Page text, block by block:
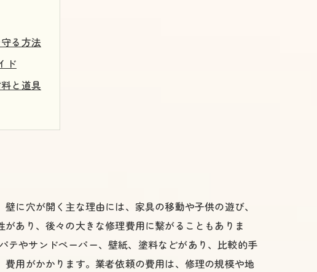
る方法
ド
と道具
修理
ト
けよう
に穴が開く主な理由には、家具の移動や子供の遊び、
あり、後々の大きな修理費用に繋がることもありま
テやサンドペーパー、壁紙、塗料などがあり、比較的手
用がかかります。業者依頼の費用は、修理の規模や地